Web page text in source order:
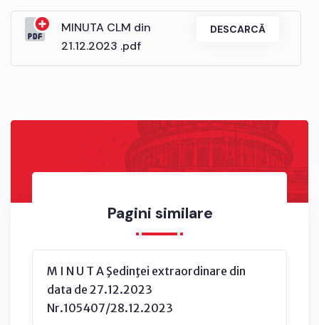
Pagini similare
M I N U T A Şedinţei extraordinare din
data de 27.12.2023
Nr.105407/28.12.2023
MINUTA CLM din
21.12.2023 .pdf
DESCARCĂ